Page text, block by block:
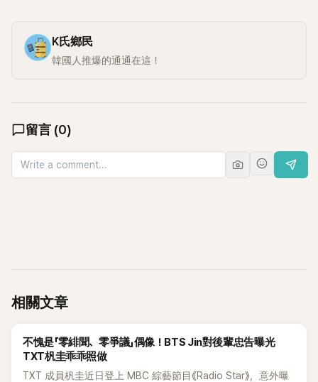
K氏鄉民
韓國人推爆的通通在這！
留言 (0)
相關文章
K-POP
不愧是「零緋聞、零爭議」偶像！BTS Jin對後輩忠告曝光
TXT杋圭乖乖照做
TXT 成員杋圭近日登上 MBC 綜藝節目《Radio Star》，意外曝